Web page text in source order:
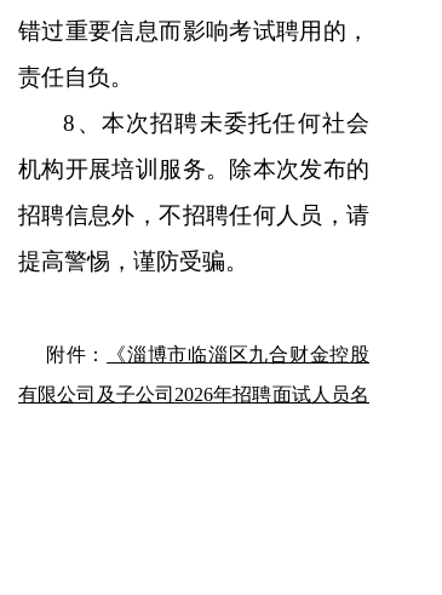
错过重要信息而影响考试聘用的，
责任自负。
8、本次招聘未委托任何社会
机构开展培训服务。除本次发布的
招聘信息外，不招聘任何人员，请
提高警惕，谨防受骗。
附件：
《淄博市临淄区九合财金控股
有限公司及子公司2026年招聘面试人员名